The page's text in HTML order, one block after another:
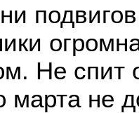
Не спит
марта не